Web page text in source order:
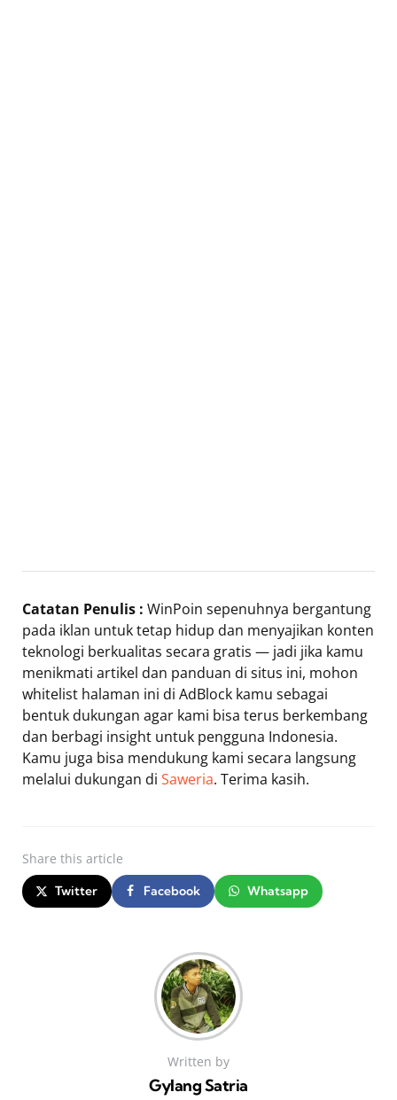
Catatan Penulis : WinPoin sepenuhnya bergantung
pada iklan untuk tetap hidup dan menyajikan konten
teknologi berkualitas secara gratis — jadi jika kamu
menikmati artikel dan panduan di situs ini, mohon
whitelist halaman ini di AdBlock kamu sebagai
bentuk dukungan agar kami bisa terus berkembang
dan berbagi insight untuk pengguna Indonesia.
Kamu juga bisa mendukung kami secara langsung
melalui dukungan di Saweria. Terima kasih.
Share this article
Twitter Facebook Whatsapp
Written by
Gylang Satria